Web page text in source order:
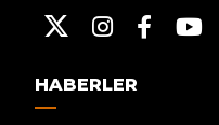
HABERLER